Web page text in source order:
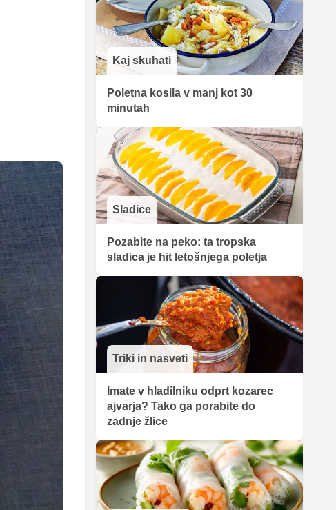
Kaj skuhati
Poletna kosila v manj kot 30
minutah
Sladice
Pozabite na peko: ta tropska
sladica je hit letošnjega poletja
Triki in nasveti
Imate v hladilniku odprt kozarec
ajvarja? Tako ga porabite do
zadnje žlice